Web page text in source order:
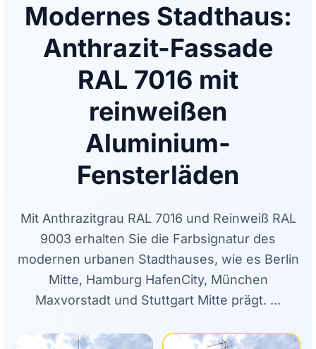
Modernes Stadthaus:
Anthrazit-Fassade
RAL 7016 mit
reinweißen
Aluminium-
Fensterläden
Mit Anthrazitgrau RAL 7016 und Reinweiß RAL
9003 erhalten Sie die Farbsignatur des
modernen urbanen Stadthauses, wie es Berlin
Mitte, Hamburg HafenCity, München
Maxvorstadt und Stuttgart Mitte prägt. ...